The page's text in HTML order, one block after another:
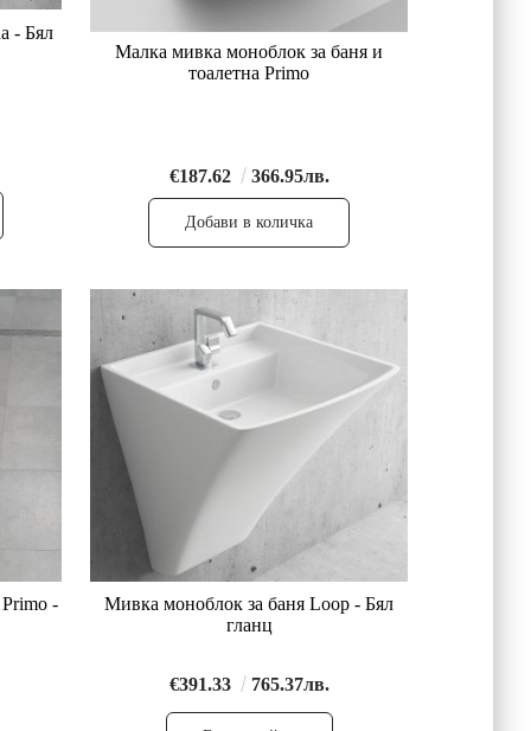
- Бял
Малка мивка моноблок за баня и
тоалетна Primo
€187.62 366.95лв.
-
Мивка моноблок за баня Loop - Бял
гланц
€391.33 765.37лв.